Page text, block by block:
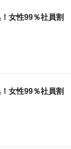
女性99％社員割
女性99％社員割